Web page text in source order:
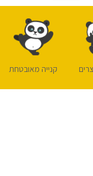
קנייה מאובטחת